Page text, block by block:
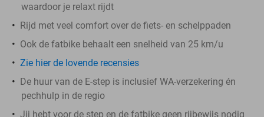
waardoor je relaxt rijdt
Rijd met veel comfort over de fiets- en schelppaden
Ook de fatbike behaalt een snelheid van 25 km/u
Zie hier de lovende recensies
De huur van de E-step is inclusief WA-verzekering én
pechhulp in de regio
Jij hebt voor de step en de fatbike geen rijbewijs nodig